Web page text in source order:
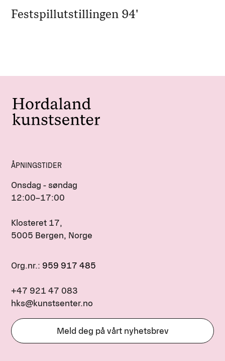
Festspillutstillingen 94'
ÅPNINGSTIDER
Onsdag - søndag
12:00–17:00
Klosteret 17,
5005 Bergen, Norge
Org.nr.: 959 917 485
+47 921 47 083
hks@kunstsenter.no
Meld deg på vårt nyhetsbrev